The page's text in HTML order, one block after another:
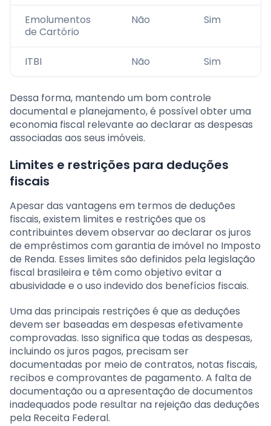
Emolumentos
de Cartório
Não Sim
ITBI Não Sim
Dessa forma, mantendo um bom controle
documental e planejamento, é possível obter uma
economia fiscal relevante ao declarar as despesas
associadas aos seus imóveis.
Limites e restrições para deduções
fiscais
Apesar das vantagens em termos de deduções
fiscais, existem limites e restrições que os
contribuintes devem observar ao declarar os juros
de empréstimos com garantia de imóvel no Imposto
de Renda. Esses limites são definidos pela legislação
fiscal brasileira e têm como objetivo evitar a
abusividade e o uso indevido dos benefícios fiscais.
Uma das principais restrições é que as deduções
devem ser baseadas em despesas efetivamente
comprovadas. Isso significa que todas as despesas,
incluindo os juros pagos, precisam ser
documentadas por meio de contratos, notas fiscais,
recibos e comprovantes de pagamento. A falta de
documentação ou a apresentação de documentos
inadequados pode resultar na rejeição das deduções
pela Receita Federal.